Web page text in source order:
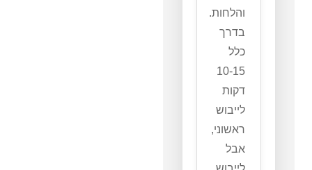
והלחות.
בדרך
כלל
10-15
דקות
לייבוש
ראשוני,
אבל